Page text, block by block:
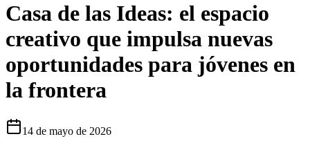
Casa de las Ideas: el espacio
creativo que impulsa nuevas
oportunidades para jóvenes en
la frontera
14 de mayo de 2026